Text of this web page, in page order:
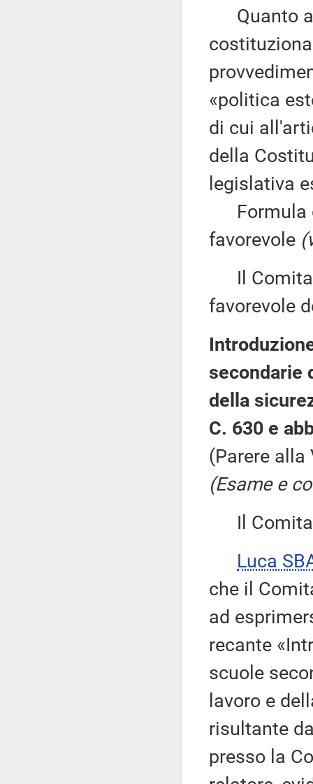
Quanto al
«politica
di cui
della
legislativa
Formula
favorevole
Il
favorevole
secondarie
della
C. 630 e
(Parere alla
(Esame e
Il
Luca
che il
ad
recante
scuole
lavoro e
risultante
presso la